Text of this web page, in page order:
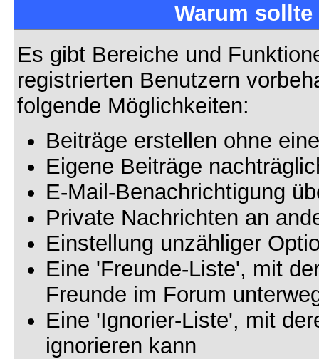
Warum
Es gibt Bereiche und
registrierten Benutzern
folgende Möglichkeiten:
Beiträge erstellen ohne
Eigene Beiträge
E-Mail-Benachrichtigung
Private Nachrichten an
Einstellung unzähliger
Eine 'Freunde-Liste', mit
Freunde im Forum
Eine 'Ignorier-Liste', mit
ignorieren kann